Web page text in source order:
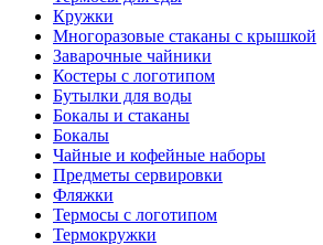
Кружки
Многоразовые стаканы с крышкой
Заварочные чайники
Костеры с логотипом
Бутылки для воды
Бокалы и стаканы
Бокалы
Чайные и кофейные наборы
Предметы сервировки
Фляжки
Термосы с логотипом
Термокружки